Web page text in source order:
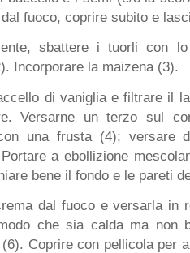
fuoco, coprire subito e
sbattere i tuorli con
Incorporare la maizena (3).
di vaniglia e filtrare il
Versarne un terzo sul
una frusta (4); versare
a ebollizione
bene il fondo e le pareti
dal fuoco e versarla in
che sia calda ma non
(6). Coprire con pellicola per